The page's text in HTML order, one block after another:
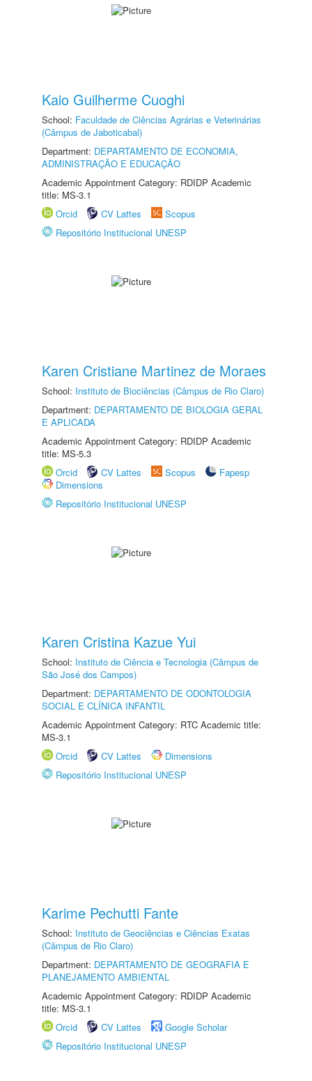
Kaio Guilherme Cuoghi
School: Faculdade de Ciências Agrárias e Veterinárias
(Câmpus de Jaboticabal)
Department: DEPARTAMENTO DE ECONOMIA,
ADMINISTRAÇÃO E EDUCAÇÃO
Academic Appointment Category: RDIDP Academic
title: MS-3.1
Orcid
CV Lattes
Scopus
Repositório Institucional UNESP
Karen Cristiane Martinez de Moraes
School: Instituto de Biociências (Câmpus de Rio Claro)
Department: DEPARTAMENTO DE BIOLOGIA GERAL
E APLICADA
Academic Appointment Category: RDIDP Academic
title: MS-5.3
Orcid
CV Lattes Scopus
Fapesp
Dimensions
Repositório Institucional UNESP
Karen Cristina Kazue Yui
School: Instituto de Ciência e Tecnologia (Câmpus de
São José dos Campos)
Department: DEPARTAMENTO DE ODONTOLOGIA
SOCIAL E CLÍNICA INFANTIL
Academic Appointment Category: RTC Academic title:
MS-3.1
Orcid
CV Lattes
Dimensions
Repositório Institucional UNESP
Karime Pechutti Fante
School: Instituto de Geociências e Ciências Exatas
(Câmpus de Rio Claro)
Department: DEPARTAMENTO DE GEOGRAFIA E
PLANEJAMENTO AMBIENTAL
Academic Appointment Category: RDIDP Academic
title: MS-3.1
Orcid
CV Lattes
Google Scholar
Repositório Institucional UNESP